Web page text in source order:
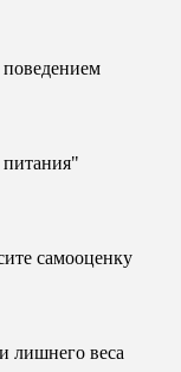
самооценку
лишнего веса